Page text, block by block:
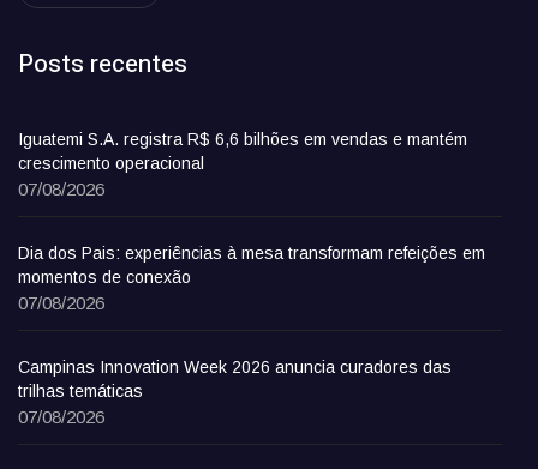
Posts recentes
Iguatemi S.A. registra R$ 6,6 bilhões em vendas e mantém
crescimento operacional
07/08/2026
Dia dos Pais: experiências à mesa transformam refeições em
momentos de conexão
07/08/2026
Campinas Innovation Week 2026 anuncia curadores das
trilhas temáticas
07/08/2026